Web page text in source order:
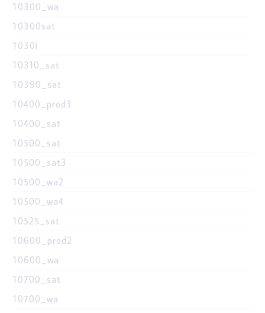
10300_wa
10300sat
1030i
10310_sat
10390_sat
10400_prod3
10400_sat
10500_sat
10500_sat3
10500_wa2
10500_wa4
10525_sat
10600_prod2
10600_wa
10700_sat
10700_wa